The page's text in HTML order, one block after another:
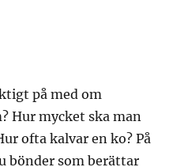
på med om
Hur mycket ska man
ofta kalvar en ko? På
bönder som berättar